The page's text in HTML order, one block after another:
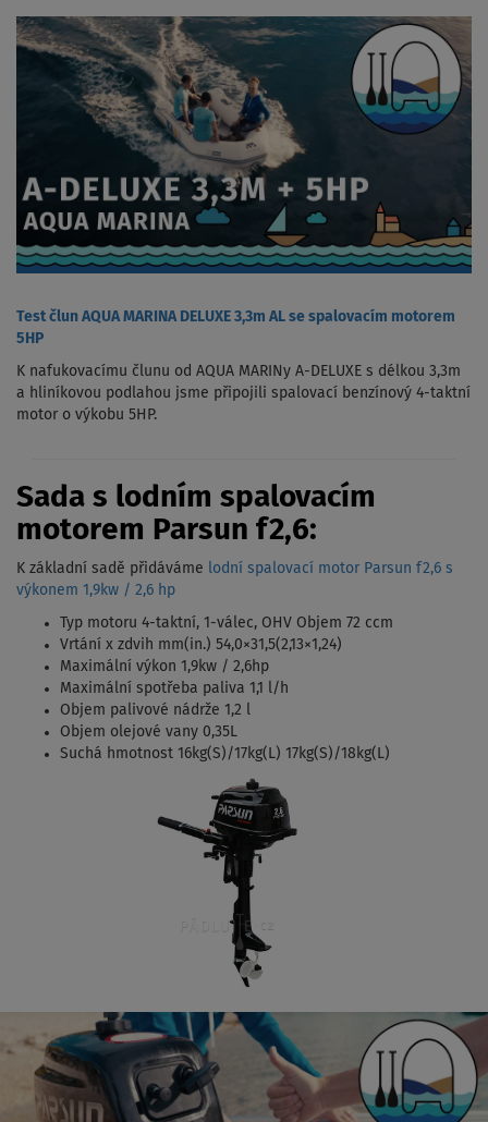
Test člun AQUA MARINA DELUXE 3,3m AL se spalovacím motorem
5HP
K nafukovacímu člunu od AQUA MARINy A-DELUXE s délkou 3,3m
a hliníkovou podlahou jsme připojili spalovací benzínový 4-taktní
motor o výkobu 5HP.
Sada s lodním spalovacím
motorem Parsun f2,6:
K základní sadě přidáváme
lodní spalovací motor Parsun f2,6 s
výkonem 1,9kw / 2,6 hp
Typ motoru 4-taktní, 1-válec, OHV Objem 72 ccm
Vrtání x zdvih mm(in.) 54,0×31,5(2,13×1,24)
Maximální výkon 1,9kw / 2,6hp
Maximální spotřeba paliva 1,1 l/h
Objem palivové nádrže 1,2 l
Objem olejové vany 0,35L
Suchá hmotnost 16kg(S)/17kg(L) 17kg(S)/18kg(L)